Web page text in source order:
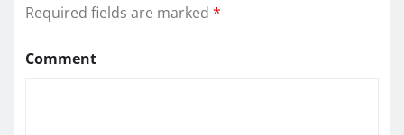
Required fields are marked *
Comment